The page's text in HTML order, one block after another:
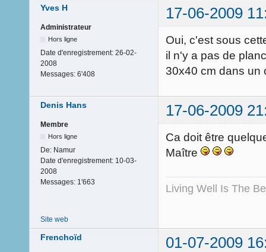
Yves H 17-06-2009
Administrateur
Hors ligne
Date d'enregistrement: 26-02-
2008
Messages: 6'408
Oui, c'est sous
il n'y a pas de
30x40 cm dans un
Denis Hans 17-06-2009
Membre
Hors ligne
De: Namur
Date d'enregistrement: 10-03-
2008
Messages: 1'663
Ca doit être
Maître
Living Well Is The
Site web
Frenchoïd 01-07-2009